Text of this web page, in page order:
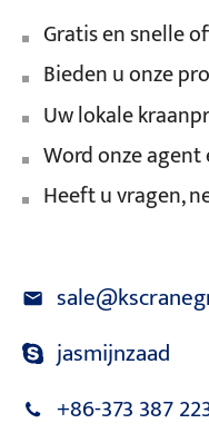
Gratis en snelle
Bieden u onze
Uw lokale
Word onze agent
Heeft u vragen,
jasmijnzaad
+86-373 387